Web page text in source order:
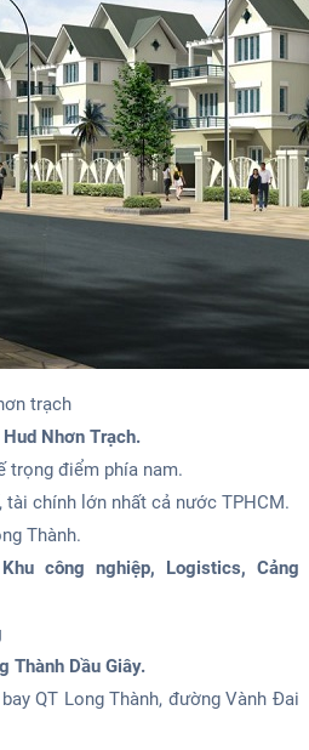
trạch
Nhơn Trạch.
trọng điểm phía nam.
tài chính lớn nhất cả nước TPHCM.
Thành.
công nghiệp, Logistics, Cảng
Thành Dầu Giây.
QT Long Thành, đường Vành Đai